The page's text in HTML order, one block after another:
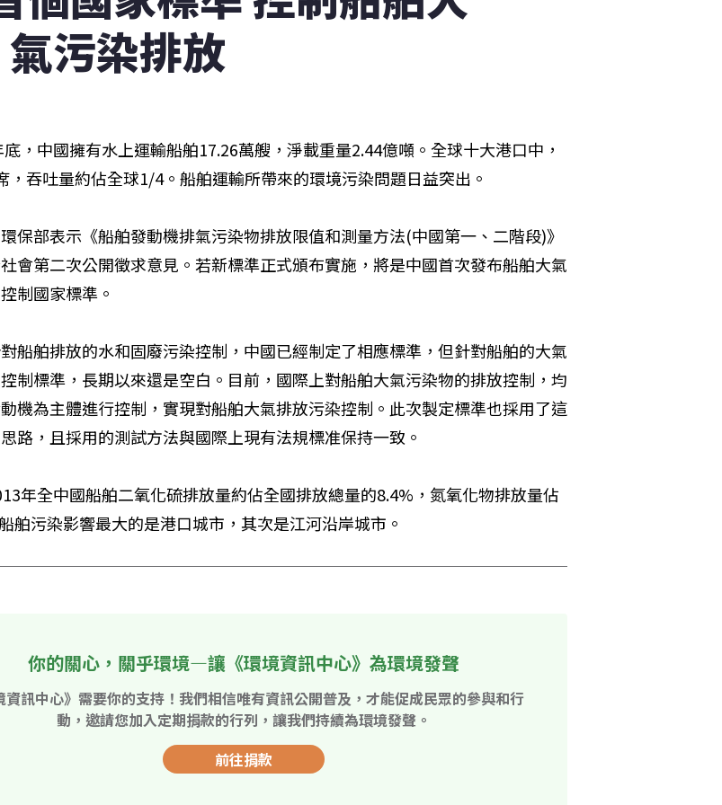
氣污染排放
，中國擁有水上運輸船舶17.26萬艘，淨載重量2.44億噸。全球十大港口中，
，吞吐量約佔全球1/4。船舶運輸所帶來的環境污染問題日益突出。
保部表示《船舶發動機排氣污染物排放限值和測量方法(中國第一、二階段)》
會第二次公開徵求意見。若新標準正式頒布實施，將是中國首次發布船舶大氣
制國家標準。
船舶排放的水和固廢污染控制，中國已經制定了相應標準，但針對船舶的大氣
制標準，長期以來還是空白。目前，國際上對船舶大氣污染物的排放控制，均
機為主體進行控制，實現對船舶大氣排放污染控制。此次製定標準也採用了這
路，且採用的測試方法與國際上現有法規標准保持一致。
年全中國船舶二氧化硫排放量約佔全國排放總量的8.4%，氮氧化物排放量佔
舶污染影響最大的是港口城市，其次是江河沿岸城市。
你的關心，關乎環境—讓《環境資訊中心》為環境發聲
資訊中心》需要你的支持！我們相信唯有資訊公開普及，才能促成民眾的參與和行
動，邀請您加入定期捐款的行列，讓我們持續為環境發聲。
前往捐款